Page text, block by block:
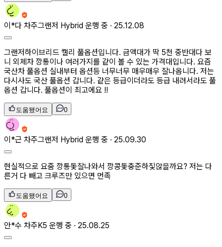
이*다 차주그랜저 Hybrid 운행 중 · 25.12.08
그랜저하이브리드 캘리 풀옵션입니다. 금액대가 딱 5천 중반대다 보
니 외제차 깡통이나 여러가지를 같이 볼 수 있는 가격대입니다. 요즘
국산차 풀옵션 실내부터 옵션등 너무너무 매우매우 잘나옵니다. 저는
다시사도 국산 풀옵션 갑니다. 같은 등급이더라도 등급 내려서라도 풀
옵션 갑니다. 풀옵션이 최고에요 !!
도움됐어요 0
이*근 차주그랜저 Hybrid 운행 중 · 25.09.30
현실적으로 요줌 깡통돛잘나와서 깡콩돛충준하짗않을까요? 저는 다
른거 다 빼고 크루즈만 있으면 먼족
도움됐어요 0
안*수 차주K5 운행 중 · 25.08.25